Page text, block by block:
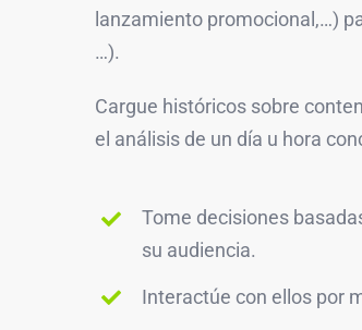
lanzamiento promocional,…)
…).
Cargue históricos sobre
el análisis de un día u hora
Tome decisiones
su audiencia.
Interactúe con ellos por